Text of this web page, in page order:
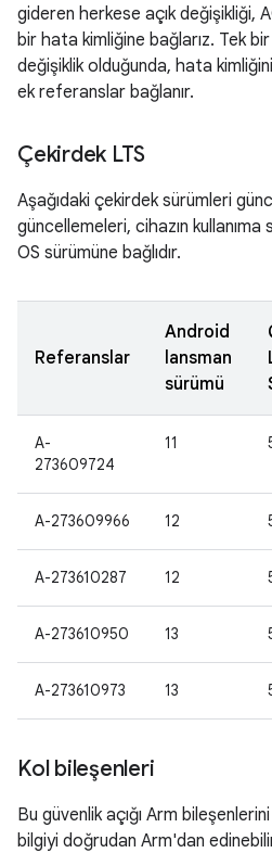
gideren herkese açık değişikliği,
bir hata kimliğine bağlarız. Tek
değişiklik olduğunda, hata
ek referanslar bağlanır.
Çekirdek LTS
Aşağıdaki çekirdek sürümleri
güncellemeleri, cihazın kullanıma
OS sürümüne bağlıdır.
Referanslar
Android
lansman
sürümü
A-
273609724
11
A-273609966 12
A-273610287 12
A-273610950 13
A-273610973 13
Kol bileşenleri
Bu güvenlik açığı Arm
bilgiyi doğrudan Arm'dan